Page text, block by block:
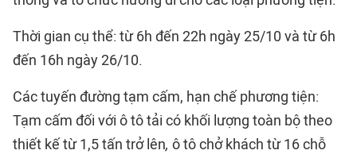
Thời gian cụ thể: từ 6h đến 22h ngày 25/10 và từ 6h
đến 16h ngày 26/10.
Các tuyến đường tạm cấm, hạn chế phương tiện:
Tạm cấm đối với ô tô tải có khối lượng toàn bộ theo
thiết kế từ 1,5 tấn trở lên, ô tô chở khách từ 16 chỗ